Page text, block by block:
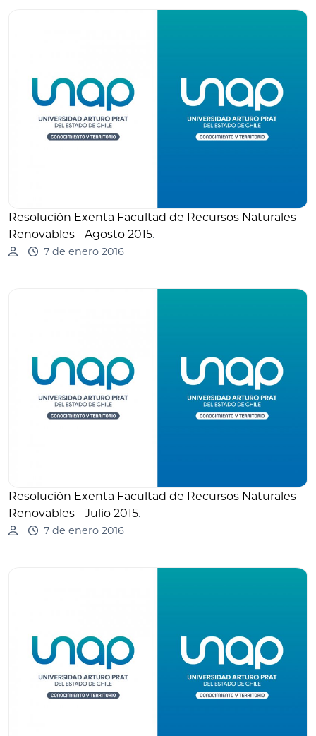
Resolución Exenta Facultad de Recursos Naturales
Renovables - Agosto 2015.
7 de enero 2016
Resolución Exenta Facultad de Recursos Naturales
Renovables - Julio 2015.
7 de enero 2016